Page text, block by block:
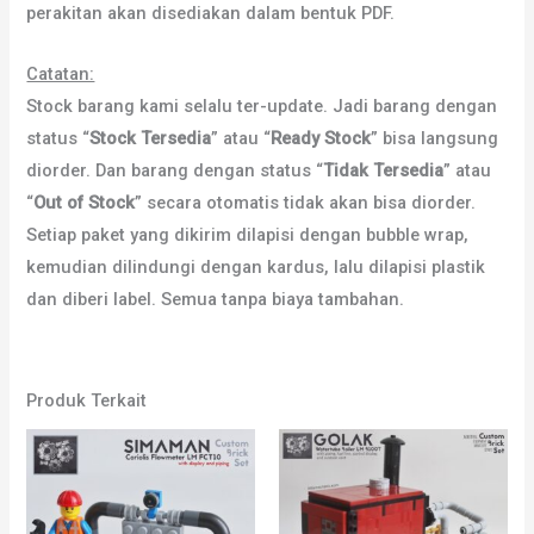
perakitan akan disediakan dalam bentuk PDF.
Catatan:
Stock barang kami selalu ter-update. Jadi barang dengan
status “Stock Tersedia” atau “Ready Stock” bisa langsung
diorder. Dan barang dengan status “Tidak Tersedia” atau
“Out of Stock” secara otomatis tidak akan bisa diorder.
Setiap paket yang dikirim dilapisi dengan bubble wrap,
kemudian dilindungi dengan kardus, lalu dilapisi plastik
dan diberi label. Semua tanpa biaya tambahan.
Produk Terkait